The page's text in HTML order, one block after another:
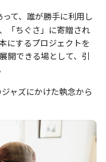
て、誰が勝手に利用し
「ちぐさ」に寄贈され
にするプロジェクトを
開できる場として、引
ャズにかけた執念から